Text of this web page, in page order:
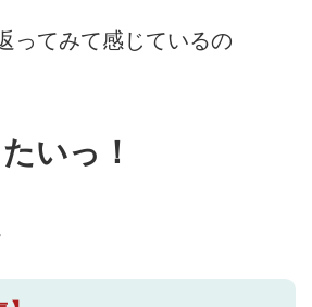
ってみて感じているの
いっ！